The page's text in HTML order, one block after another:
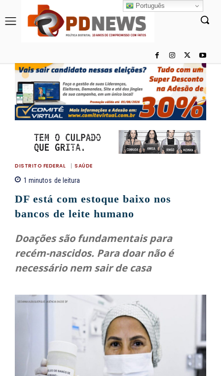
DISTRITO FEDERAL SAÚDE
1 minutos de leitura
DF está com estoque baixo nos
bancos de leite humano
Doações são fundamentais para
recém-nascidos. Para doar não é
necessário nem sair de casa
Português